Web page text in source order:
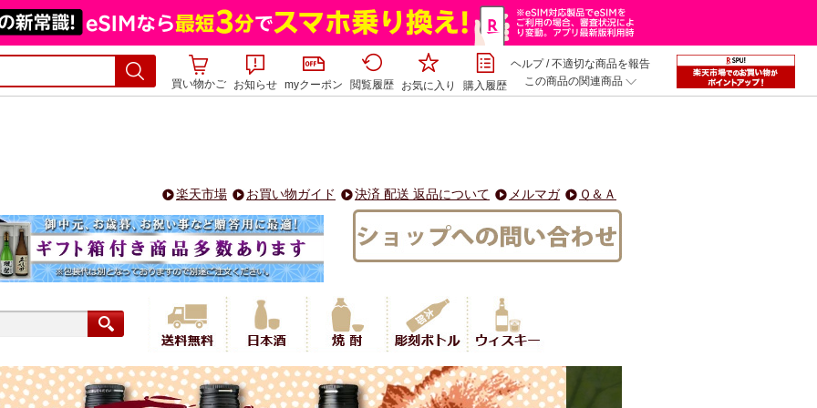
買い物かご お知らせ myクーポン 閲覧履歴 お気に入り 購入履歴
ヘルプ/不適切な商品を報告
この商品の関連商品